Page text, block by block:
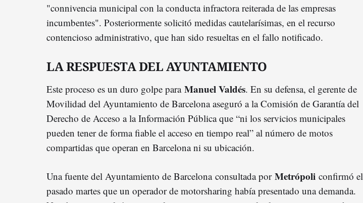
"connivencia municipal con la conducta infractora reiterada de las empresas
incumbentes". Posteriormente solicitó medidas cautelarísimas, en el recurso
contencioso administrativo, que han sido resueltas en el fallo notificado.
LA RESPUESTA DEL AYUNTAMIENTO
Este proceso es un duro golpe para Manuel Valdés. En su defensa, el gerente de
Movilidad del Ayuntamiento de Barcelona aseguró a la Comisión de Garantía del
Derecho de Acceso a la Información Pública que “ni los servicios municipales
pueden tener de forma fiable el acceso en tiempo real” al número de motos
compartidas que operan en Barcelona ni su ubicación.
Una fuente del Ayuntamiento de Barcelona consultada por Metrópoli confirmó el
pasado martes que un operador de motorsharing había presentado una demanda.